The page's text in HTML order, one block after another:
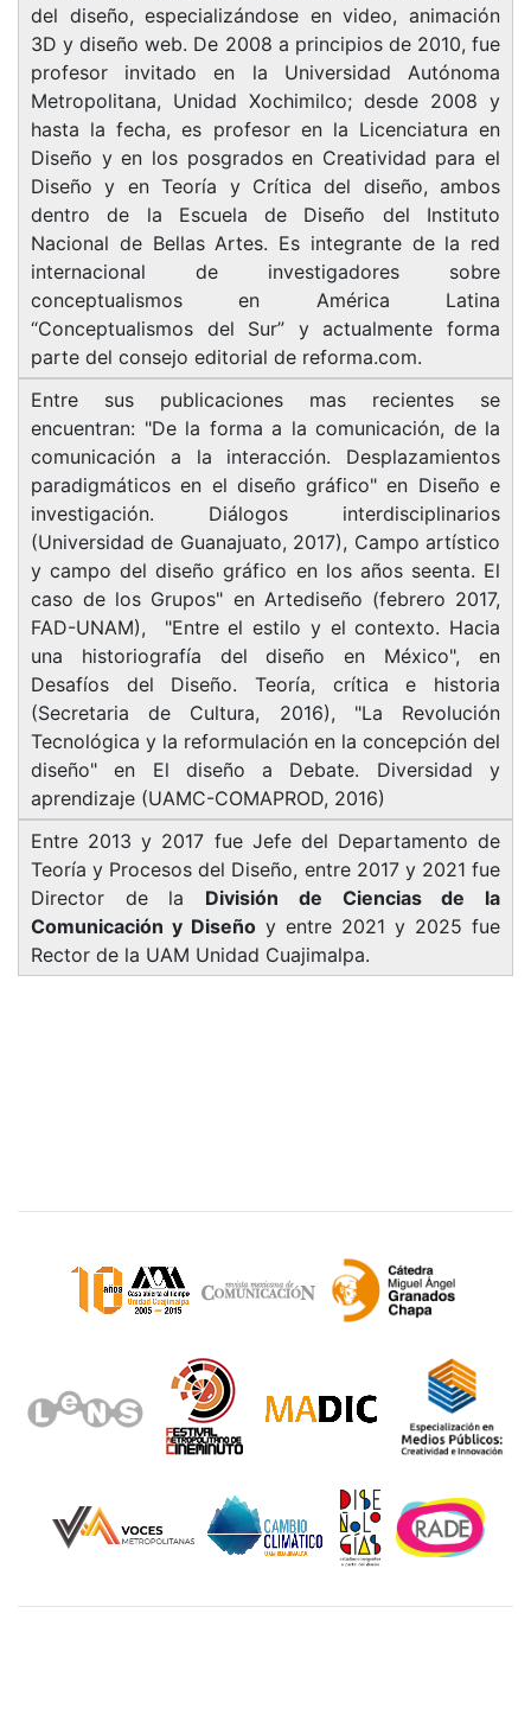
del diseño, especializándose en video, animación
3D y diseño web. De 2008 a principios de 2010, fue
profesor invitado en la Universidad Autónoma
Metropolitana, Unidad Xochimilco; desde 2008 y
hasta la fecha, es profesor en la Licenciatura en
Diseño y en los posgrados en Creatividad para el
Diseño y en Teoría y Crítica del diseño, ambos
dentro de la Escuela de Diseño del Instituto
Nacional de Bellas Artes. Es integrante de la red
internacional de investigadores sobre
conceptualismos en América Latina
“Conceptualismos del Sur” y actualmente forma
parte del consejo editorial de reforma.com.
Entre sus publicaciones mas recientes se
encuentran: "De la forma a la comunicación, de la
comunicación a la interacción. Desplazamientos
paradigmáticos en el diseño gráfico" en Diseño e
investigación. Diálogos interdisciplinarios
(Universidad de Guanajuato, 2017), Campo artístico
y campo del diseño gráfico en los años seenta. El
caso de los Grupos" en Artediseño (febrero 2017,
FAD-UNAM), "Entre el estilo y el contexto. Hacia
una historiografía del diseño en México", en
Desafíos del Diseño. Teoría, crítica e historia
(Secretaria de Cultura, 2016), "La Revolución
Tecnológica y la reformulación en la concepción del
diseño" en El diseño a Debate. Diversidad y
aprendizaje (UAMC-COMAPROD, 2016)
Entre 2013 y 2017 fue Jefe del Departamento de
Teoría y Procesos del Diseño, entre 2017 y 2021 fue
Director de la División de Ciencias de la
Comunicación y Diseño y entre 2021 y 2025 fue
Rector de la UAM Unidad Cuajimalpa.